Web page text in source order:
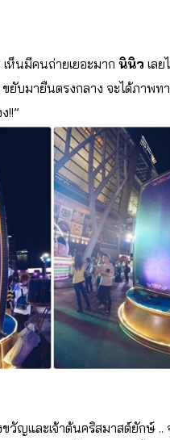
ห็นมีคนถ่ายเยอะมาก นินิว เล
มายืนตรงกลาง จะได้ภาพทา
!!”
ญและเจ้าต้นคริสมาสต์ยักษ์ ..